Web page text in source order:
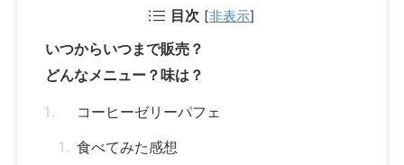
目次 [非表示]
いつからいつまで販売？
どんなメニュー？味は？
コーヒーゼリーパフェ
食べてみた感想